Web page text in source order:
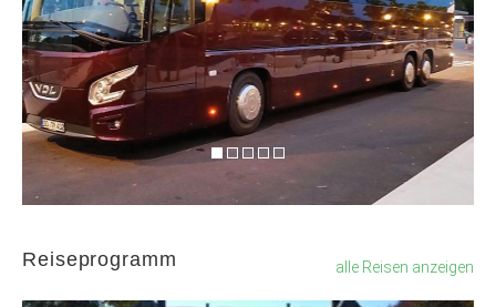
Reiseprogramm alle Reisen anzeigen